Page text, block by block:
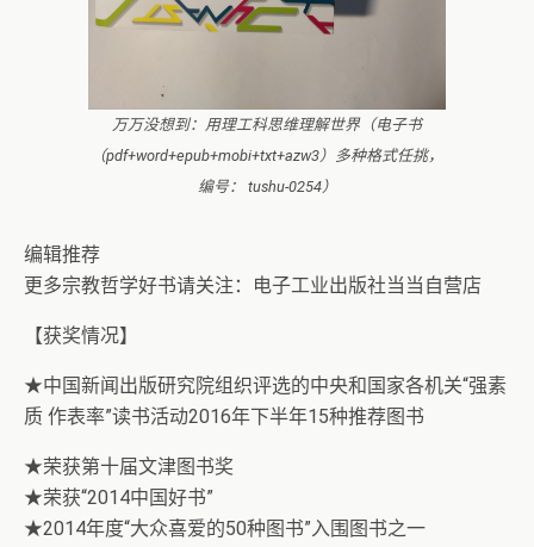
万万没想到：用理工科思维理解世界（电子书
（pdf+word+epub+mobi+txt+azw3）多种格式任挑，
编号： tushu-0254）
编辑推荐
更多宗教哲学好书请关注：电子工业出版社当当自营店
【获奖情况】
★中国新闻出版研究院组织评选的中央和国家各机关“强素
质 作表率”读书活动2016年下半年15种推荐图书
★荣获第十届文津图书奖
★荣获“2014中国好书”
★2014年度“大众喜爱的50种图书”入围图书之一